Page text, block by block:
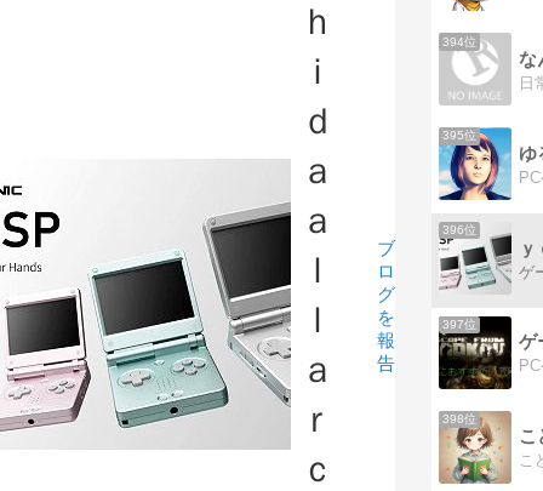
ｈ
ｉ
ｄ
ａ
ａ
ｌ
ｌ
ａ
ｒ
ｃ
ブ
ロ
グ
を
報
告
394位
な
395位
ゆ
396位
397位
ゲ
398位
こ